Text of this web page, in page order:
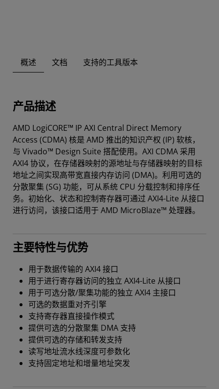
概述 文档 支持的工具版本
产品描述
AMD LogiCORE™ IP AXI Central Direct Memory
Access (CDMA) 核是 AMD 推出的知识产权 (IP) 软核，
与 Vivado™ Design Suite 搭配使用。AXI CDMA 采用
AXI4 协议，在存储器映射的源地址与存储器映射的目标
地址之间实现高带宽直接内存访问 (DMA)。利用可选的
分散聚集 (SG) 功能，可从系统 CPU 分载控制和排序任
务。初始化、状态和控制寄存器可通过 AXI4-Lite 从接口
进行访问，该接口适用于 AMD MicroBlaze™ 处理器。
主要特性与优势
用于数据传输的 AXI4 接口
用于进行寄存器访问的独立 AXI4-Lite 从接口
用于可选分散/聚集功能的独立 AXI4 主接口
可选的数据重对齐引擎
支持寄存器直接操作模式
提供可选的分散聚集 DMA 支持
提供可选的存储和转发支持
读写地址流水线深度可参数化
支持固定地址和增量地址突发